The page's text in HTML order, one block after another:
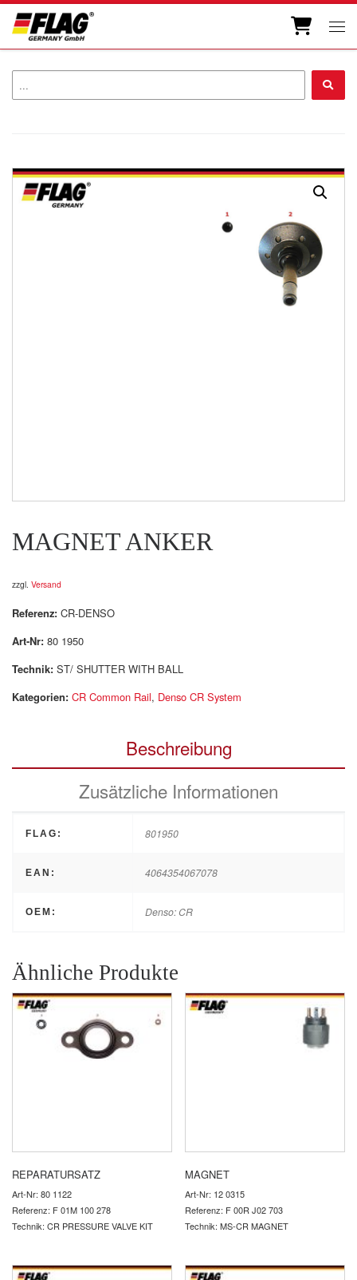
Zum Inhalt springen
MAGNET ANKER
zzgl. Versand
Referenz: CR-DENSO
Art-Nr: 80 1950
Technik: ST/ SHUTTER WITH BALL
Kategorien: CR Common Rail, Denso CR System
Beschreibung
Zusätzliche Informationen
FLAG: 801950
EAN: 4064354067078
OEM: Denso: CR
Ähnliche Produkte
REPARATURSATZ
Art-Nr: 80 1122
Referenz: F 01M 100 278
Technik: CR PRESSURE VALVE KIT
MAGNET
Art-Nr: 12 0315
Referenz: F 00R J02 703
Technik: MS-CR MAGNET